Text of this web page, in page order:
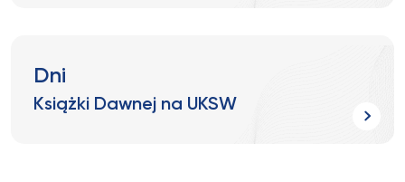
Dni
Książki Dawnej na UKSW